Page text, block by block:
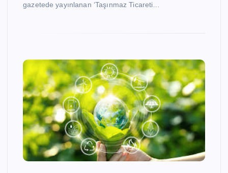
gazetede yayınlanan ‘Taşınmaz Ticareti…